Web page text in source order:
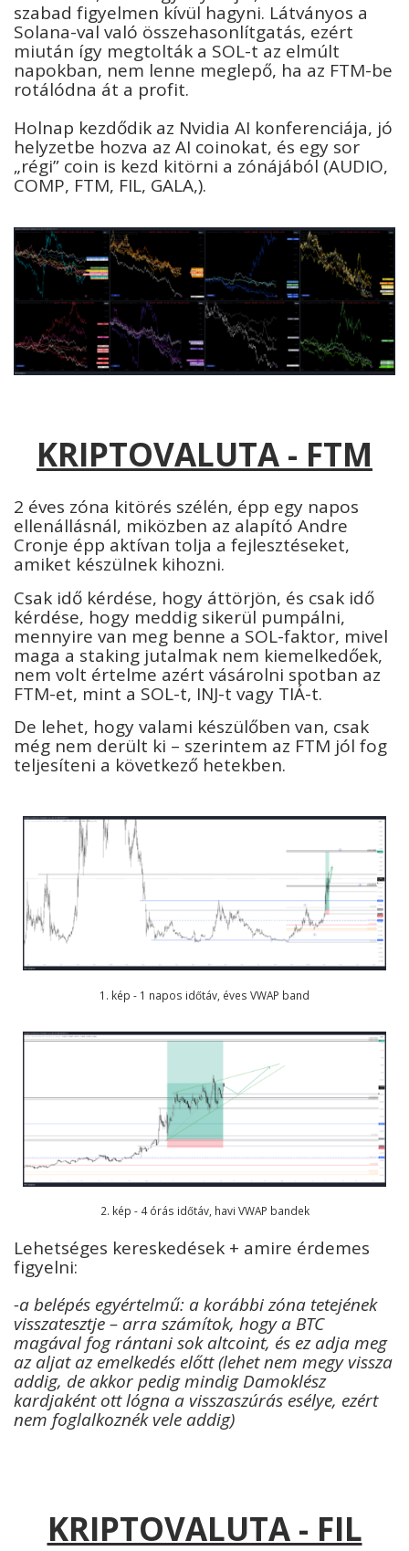
szabad figyelmen kívül hagyni. Látványos a
Solana-val való összehasonlítgatás, ezért
miután így megtolták a SOL-t az elmúlt
napokban, nem lenne meglepő, ha az FTM-be
rotálódna át a profit.
Holnap kezdődik az Nvidia AI konferenciája, jó
helyzetbe hozva az AI coinokat, és egy sor
„régi” coin is kezd kitörni a zónájából (AUDIO,
COMP, FTM, FIL, GALA,).
KRIPTOVALUTA - FTM
2 éves zóna kitörés szélén, épp egy napos
ellenállásnál, miközben az alapító Andre
Cronje épp aktívan tolja a fejlesztéseket,
amiket készülnek kihozni.
Csak idő kérdése, hogy áttörjön, és csak idő
kérdése, hogy meddig sikerül pumpálni,
mennyire van meg benne a SOL-faktor, mivel
maga a staking jutalmak nem kiemelkedőek,
nem volt értelme azért vásárolni spotban az
FTM-et, mint a SOL-t, INJ-t vagy TIÁ-t.
De lehet, hogy valami készülőben van, csak
még nem derült ki – szerintem az FTM jól fog
teljesíteni a következő hetekben.
1. kép - 1 napos időtáv, éves VWAP band
2. kép - 4 órás időtáv, havi VWAP bandek
Lehetséges kereskedések + amire érdemes
figyelni:
-a belépés egyértelmű: a korábbi zóna tetejének
visszatesztje – arra számítok, hogy a BTC
magával fog rántani sok altcoint, és ez adja meg
az aljat az emelkedés előtt (lehet nem megy vissza
addig, de akkor pedig mindig Damoklész
kardjaként ott lógna a visszaszúrás esélye, ezért
nem foglalkoznék vele addig)
KRIPTOVALUTA - FIL